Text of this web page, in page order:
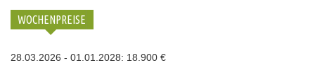
WOCHENPREISE
28.03.2026 - 01.01.2028: 18.900 €